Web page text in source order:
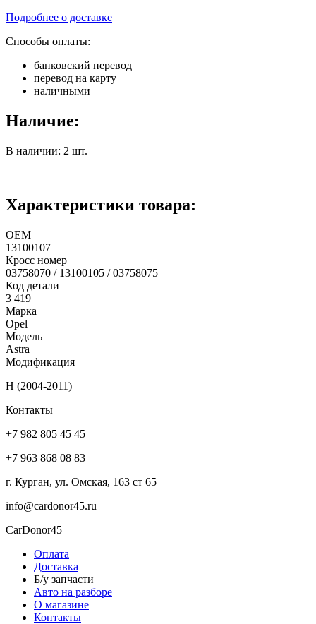
Подробнее о доставке
Способы оплаты:
банковский перевод
перевод на карту
наличными
Наличие:
В наличии: 2 шт.
Характеристики товара:
ОЕМ
13100107
Кросс номер
03758070 / 13100105 / 03758075
Код детали
3 419
Марка
Opel
Модель
Astra
Модификация
H (2004-2011)
Контакты
+7 982 805 45 45
+7 963 868 08 83
г. Курган, ул. Омская, 163 ст 65
info@cardonor45.ru
CarDonor45
Оплата
Доставка
Б/у запчасти
Авто на разборе
О магазине
Контакты